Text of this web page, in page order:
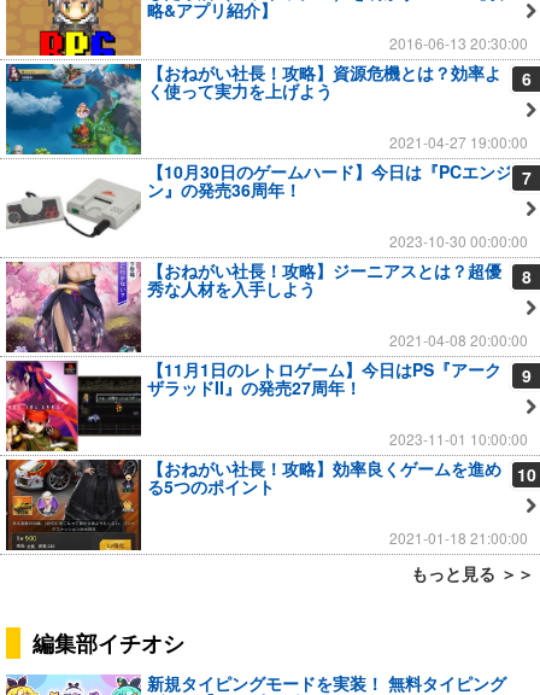
略&アプリ紹介】
2016-06-13 20:30:00
6
【おねがい社長！攻略】資源危機とは？効率よ
く使って実力を上げよう
2021-04-27 19:00:00
7
【10月30日のゲームハード】今日は『PCエンジ
ン』の発売36周年！
2023-10-30 00:00:00
8
【おねがい社長！攻略】ジーニアスとは？超優
秀な人材を入手しよう
2021-04-08 20:00:00
9
【11月1日のレトロゲーム】今日はPS『アーク
ザラッドII』の発売27周年！
2023-11-01 10:00:00
10
【おねがい社長！攻略】効率良くゲームを進め
る5つのポイント
2021-01-18 21:00:00
もっと見る ＞＞
編集部イチオシ
新規タイピングモードを実装！ 無料タイピング